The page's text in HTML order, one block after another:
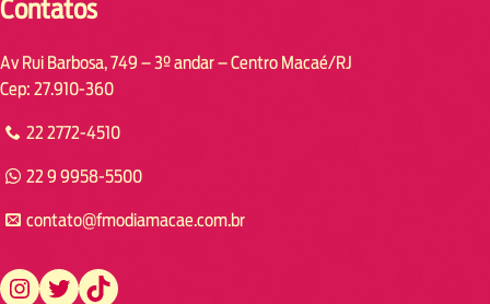
Contatos
Av Rui Barbosa, 749 – 3º andar – Centro Macaé/RJ
Cep: 27.910-360
22 2772-4510
22 9 9958-5500
contato@fmodiamacae.com.br
https://www.instagram.com/fmodia.macae/ https://twitter.com/fmodia.macae/ https://www.tiktok.com/@fmodia.macae